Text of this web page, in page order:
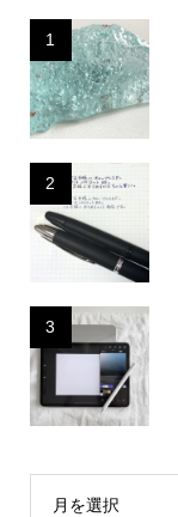
1
2
3
月を選択